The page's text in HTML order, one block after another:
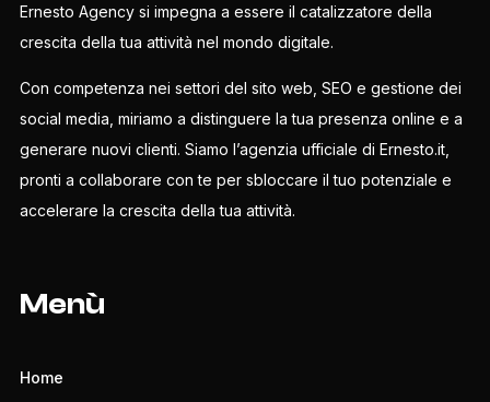
Ernesto Agency si impegna a essere il catalizzatore della
crescita della tua attività nel mondo digitale.
Con competenza nei settori del sito web, SEO e gestione dei
social media, miriamo a distinguere la tua presenza online e a
generare nuovi clienti. Siamo l’agenzia ufficiale di Ernesto.it,
pronti a collaborare con te per sbloccare il tuo potenziale e
accelerare la crescita della tua attività.
Menù
Home